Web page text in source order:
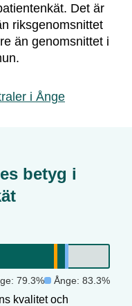
Det är
riksgenomsnittet
än genomsnittet i
i Ånge
s betyg i
79.3% Ånge: 83.3%
kvalitet och